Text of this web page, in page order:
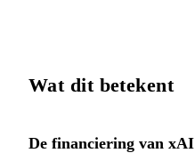
Wat dit betekent
De financiering van xAI